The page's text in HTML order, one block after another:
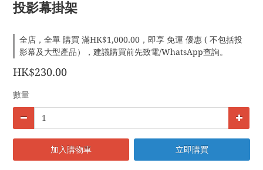
投影幕掛架
全店，全單 購買 滿HK$1,000.00，即享 免運 優惠 ( 不包括投
影幕及大型產品），建議購買前先致電/WhatsApp查詢。
HK$230.00
數量
加入購物車 立即購買